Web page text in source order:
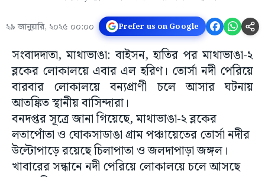
২৯ জানুয়ারি, ২০২৫ ০০:০০ Prefer us on Google
সংবাদদাতা, মাথাভাঙা: বাইসন, হাতির পর মাথাভাঙা-২
ব্লকের লোকালয়ে এবার এল হরিণ। তোর্সা নদী পেরিয়ে
বারবার লোকালয়ে বন্যপ্রাণী চলে আসার ঘটনায়
আতঙ্কিত স্থানীয় বাসিন্দারা।
বনদপ্তর সূত্রে জানা গিয়েছে, মাথাভাঙা-২ ব্লকের
লতাপোঁতা ও ঘোকসাডাঙা গ্রাম পঞ্চায়েতের তোর্সা নদীর
উল্টোপাড়ে রয়েছে চিলাপাতা ও জলদাপাড়া জঙ্গল।
খাবারের সন্ধানে নদী পেরিয়ে লোকালয়ে চলে আসছে